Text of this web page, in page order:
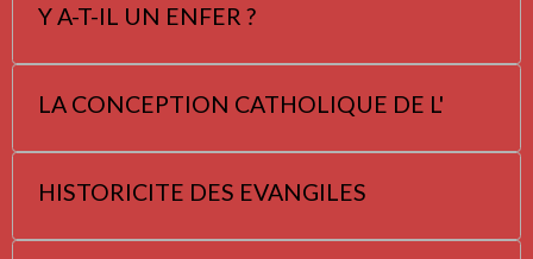
Y A-T-IL UN ENFER ?
LA CONCEPTION CATHOLIQUE DE L'
HISTORICITE DES EVANGILES